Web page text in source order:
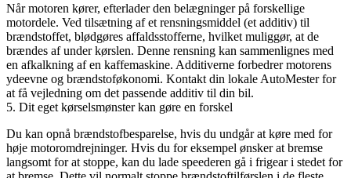
Når motoren kører, efterlader den belægninger på forskellige
motordele. Ved tilsætning af et rensningsmiddel (et additiv) til
brændstoffet, blødgøres affaldsstofferne, hvilket muliggør, at de
brændes af under kørslen. Denne rensning kan sammenlignes med
en afkalkning af en kaffemaskine. Additiverne forbedrer motorens
ydeevne og brændstoføkonomi. Kontakt din lokale AutoMester for
at få vejledning om det passende additiv til din bil.
5. Dit eget kørselsmønster kan gøre en forskel
Du kan opnå brændstofbesparelse, hvis du undgår at køre med for
høje motoromdrejninger. Hvis du for eksempel ønsker at bremse
langsomt for at stoppe, kan du lade speederen gå i frigear i stedet for